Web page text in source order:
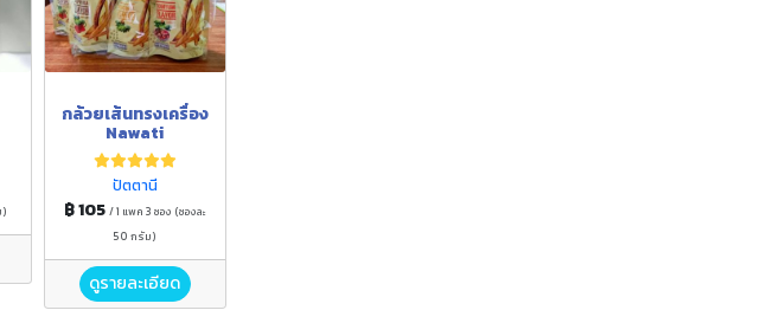
กล้วยเส้นทรงเครื่อง
Nawati
ปัตตานี
฿ 105 / 1 แพค 3 ซอง (ซองละ
50 กรัม)
ดูรายละเอียด